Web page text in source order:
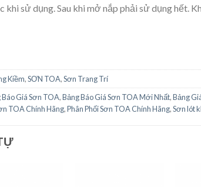
sử dụng. Sau khi mở nắp phải sử dụng hết.
Kiềm,SƠN TOA,Sơn Trang Trí
Báo Giá Sơn TOA,Bảng Báo Giá Sơn TOA Mới Nhất,Bảng
TOA Chính Hãng,Phân Phối Sơn TOA Chính Hãng,Sơn lót